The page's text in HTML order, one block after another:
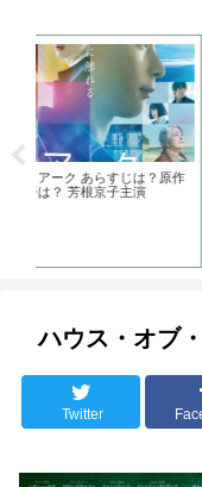
邦画
砕け散るところを見せて
らすじは？原作は？ 真っ
ハウス・オブ
Twitter